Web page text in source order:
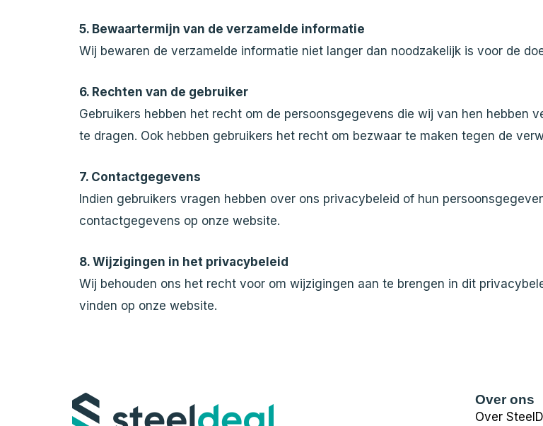
5. Bewaartermijn van de verzamelde informatie
Wij bewaren de verzamelde informatie niet langer dan noodzakelijk is voor de
6. Rechten van de gebruiker
Gebruikers hebben het recht om de persoonsgegevens die wij van hen hebben
te dragen. Ook hebben gebruikers het recht om bezwaar te maken tegen de
7. Contactgegevens
Indien gebruikers vragen hebben over ons privacybeleid of hun
contactgegevens op onze website.
8. Wijzigingen in het privacybeleid
Wij behouden ons het recht voor om wijzigingen aan te brengen in dit
vinden op onze website.
Over ons
Over